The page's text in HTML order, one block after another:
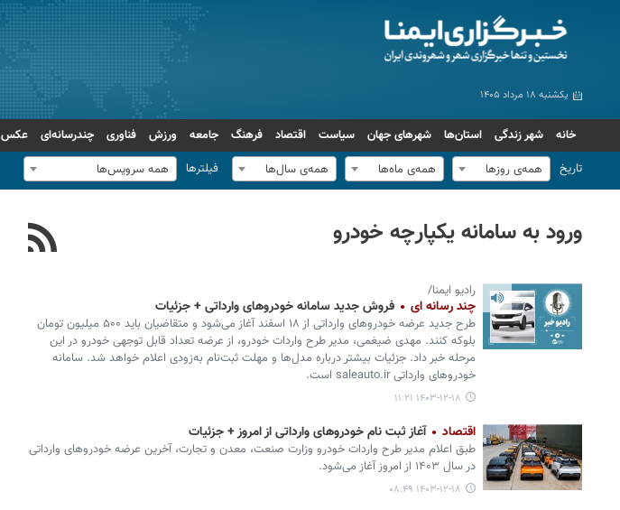
یکشنبه ۱۸ مرداد ۱۴۰۵
خانه شهر زندگی استان‌ها شهرهای جهان سیاست اقتصاد فرهنگ جامعه ورزش فناوری چندرسانه‌ای عکس
تاریخ
همه‌ی روزها همه‌ی ماه‌ها همه‌ی سال‌ها فیلترها همه سرویس‌ها
ورود به سامانه یکپارچه خودرو
رادیو ایمنا/
چند رسانه ای فروش جدید سامانه خودروهای وارداتی + جزئیات
طرح جدید عرضه خودروهای وارداتی از ۱۸ اسفند آغاز می‌شود و متقاضیان باید ۵۰۰ میلیون تومان
بلوکه کنند. مهدی ضیغمی، مدیر طرح واردات خودرو، از عرضه تعداد قابل توجهی خودرو در این
مرحله خبر داد. جزئیات بیشتر درباره مدل‌ها و مهلت ثبت‌نام به‌زودی اعلام خواهد شد. سامانه
خودروهای وارداتی saleauto.ir است.
۱۴۰۳-۱۲-۱۸ ۱۱:۲۱
اقتصاد آغاز ثبت نام خودروهای وارداتی از امروز + جزئیات
طبق اعلام مدیر طرح واردات خودرو وزارت صنعت، معدن و تجارت، آخرین عرضه خودروهای وارداتی
در سال ۱۴۰۳ از امروز آغاز می‌شود.
۱۴۰۳-۱۲-۱۸ ۰۸:۴۹